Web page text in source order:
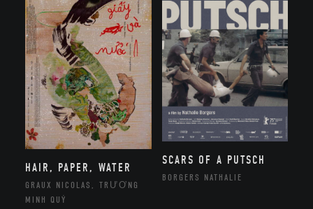
HAIR, PAPER, WATER
GRAUX NICOLAS, TRƯƠNG
MINH QUÝ
SCARS OF A PUTSCH
BORGERS NATHALIE